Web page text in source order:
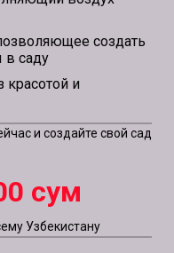
создать
в саду
красотой и
и создайте свой сад
сум
Узбекистану